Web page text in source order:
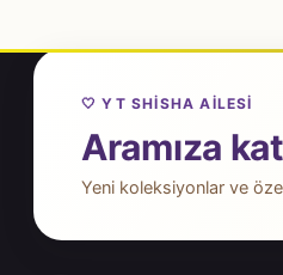
🤍 YT SHISHA AILESI
Aramıza
Yeni koleksiyonlar ve